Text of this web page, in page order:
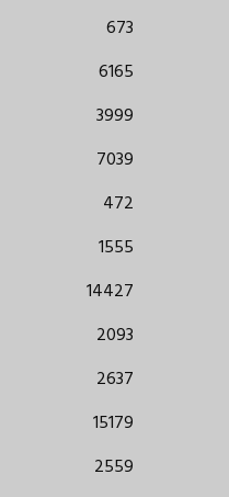
673
6165
3999
7039
472
1555
14427
2093
2637
15179
2559